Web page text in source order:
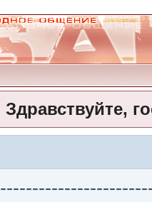
Здравствуйте,